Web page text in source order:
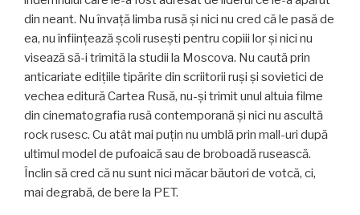
din neant. Nu învață limba rusă și nici nu cred că le pasă de
ea, nu înființează școli rusești pentru copiii lor și nici nu
visează să-i trimită la studii la Moscova. Nu caută prin
anticariate edițiile tipărite din scriitorii ruși și sovietici de
vechea editură Cartea Rusă, nu-și trimit unul altuia filme
din cinematografia rusă contemporană și nici nu ascultă
rock rusesc. Cu atât mai puțin nu umblă prin mall-uri după
ultimul model de pufoaică sau de broboadă rusească.
Înclin să cred că nu sunt nici măcar băutori de votcă, ci,
mai degrabă, de bere la PET.